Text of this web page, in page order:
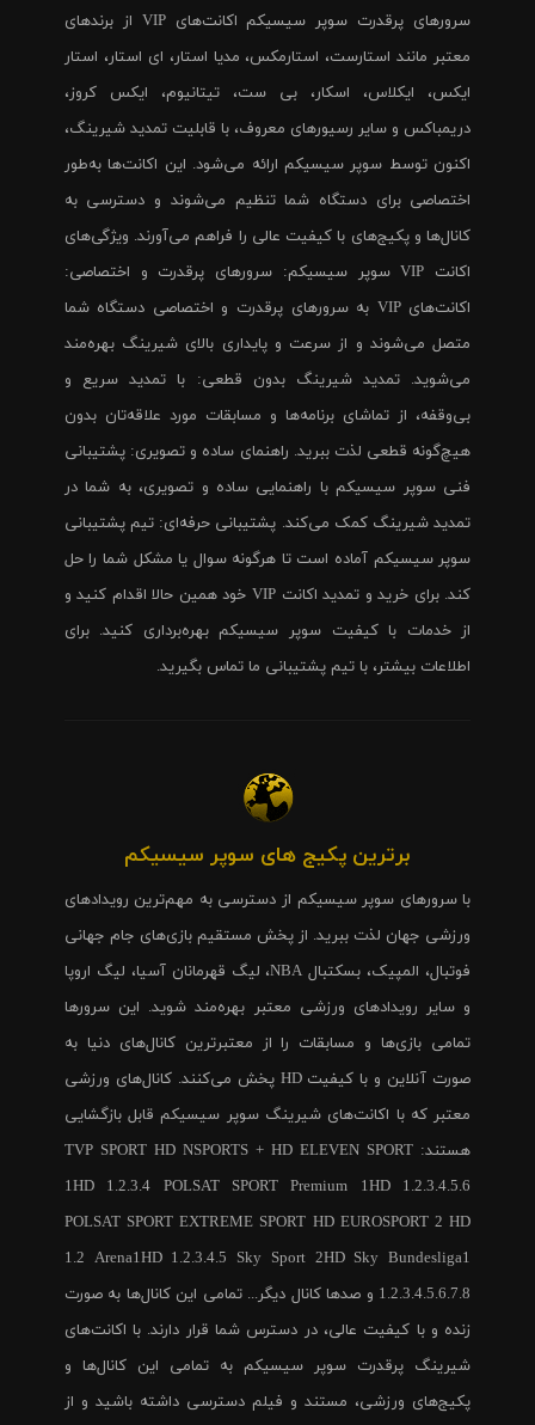
سرورهای پرقدرت سوپر سیسیکم اکانت‌های VIP از برندهای
معتبر مانند استارست، استارمکس، مدیا استار، ای استار، استار
ایکس، ایکلاس، اسکار، بی ست، تیتانیوم، ایکس کروز،
دریمباکس و سایر رسیورهای معروف، با قابلیت تمدید شیرینگ،
اکنون توسط سوپر سیسیکم ارائه می‌شود. این اکانت‌ها به‌طور
اختصاصی برای دستگاه شما تنظیم می‌شوند و دسترسی به
کانال‌ها و پکیج‌های با کیفیت عالی را فراهم می‌آورند. ویژگی‌های
اکانت VIP سوپر سیسیکم: سرورهای پرقدرت و اختصاصی:
اکانت‌های VIP به سرورهای پرقدرت و اختصاصی دستگاه شما
متصل می‌شوند و از سرعت و پایداری بالای شیرینگ بهره‌مند
می‌شوید. تمدید شیرینگ بدون قطعی: با تمدید سریع و
بی‌وقفه، از تماشای برنامه‌ها و مسابقات مورد علاقه‌تان بدون
هیچ‌گونه قطعی لذت ببرید. راهنمای ساده و تصویری: پشتیبانی
فنی سوپر سیسیکم با راهنمایی ساده و تصویری، به شما در
تمدید شیرینگ کمک می‌کند. پشتیبانی حرفه‌ای: تیم پشتیبانی
سوپر سیسیکم آماده است تا هرگونه سوال یا مشکل شما را حل
کند. برای خرید و تمدید اکانت VIP خود همین حالا اقدام کنید و
از خدمات با کیفیت سوپر سیسیکم بهره‌برداری کنید. برای
اطلاعات بیشتر، با تیم پشتیبانی ما تماس بگیرید.
برترین پکیج های سوپر سیسیکم
با سرورهای سوپر سیسیکم از دسترسی به مهم‌ترین رویدادهای
ورزشی جهان لذت ببرید. از پخش مستقیم بازی‌های جام جهانی
فوتبال، المپیک، بسکتبال NBA، لیگ قهرمانان آسیا، لیگ اروپا
و سایر رویدادهای ورزشی معتبر بهره‌مند شوید. این سرورها
تمامی بازی‌ها و مسابقات را از معتبرترین کانال‌های دنیا به
صورت آنلاین و با کیفیت HD پخش می‌کنند. کانال‌های ورزشی
معتبر که با اکانت‌های شیرینگ سوپر سیسیکم قابل بازگشایی
هستند: TVP SPORT HD NSPORTS + HD ELEVEN SPORT
1HD 1.2.3.4 POLSAT SPORT Premium 1HD 1.2.3.4.5.6
POLSAT SPORT EXTREME SPORT HD EUROSPORT 2 HD
1.2 Arena1HD 1.2.3.4.5 Sky Sport 2HD Sky Bundesliga1
1.2.3.4.5.6.7.8 و صدها کانال دیگر... تمامی این کانال‌ها به صورت
زنده و با کیفیت عالی، در دسترس شما قرار دارند. با اکانت‌های
شیرینگ پرقدرت سوپر سیسیکم به تمامی این کانال‌ها و
پکیج‌های ورزشی، مستند و فیلم دسترسی داشته باشید و از